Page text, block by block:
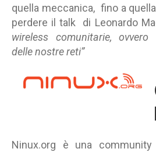
quella meccanica, fino a
perdere il talk di Leonardo
wireless comunitarie, ovvero
delle nostre reti”
Ninux.org è una